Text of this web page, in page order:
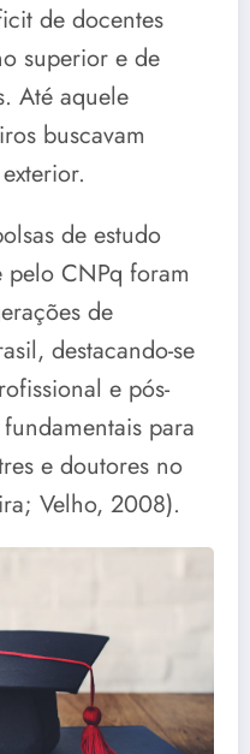
de docentes
superior e de
Até aquele
buscavam
de estudo
pelo CNPq foram
de
destacando-se
e pós-
para
e doutores no
Velho, 2008).